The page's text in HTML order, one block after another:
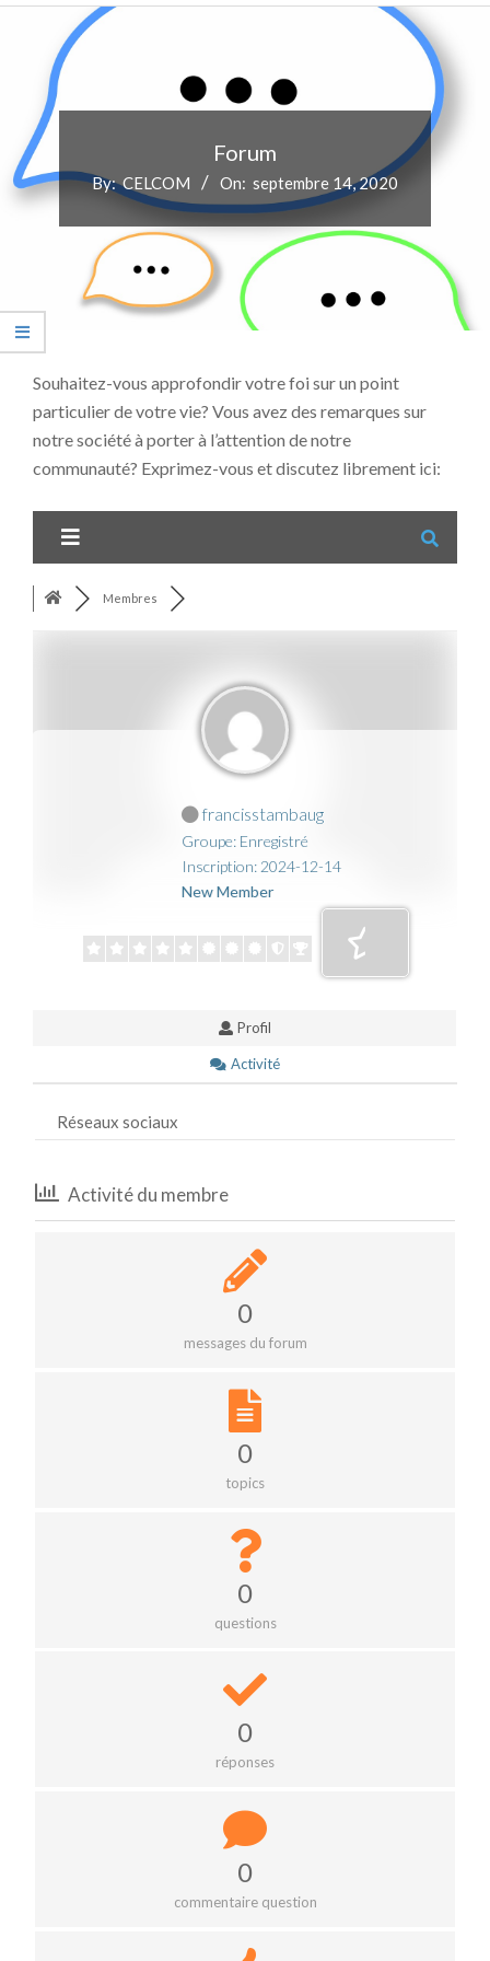
Navigation
Forum
By: CELCOM On: septembre 14, 2020
Souhaitez-vous approfondir votre foi sur un point
particulier de votre vie? Vous avez des remarques sur
notre société à porter à l’attention de notre
communauté? Exprimez-vous et discutez librement ici:
Membres
francisstambaug
Groupe: Enregistré
Inscription: 2024-12-14
New Member
Profil
Activité
Réseaux sociaux
Activité du membre
0
messages du forum
0
topics
0
questions
0
réponses
0
commentaire question